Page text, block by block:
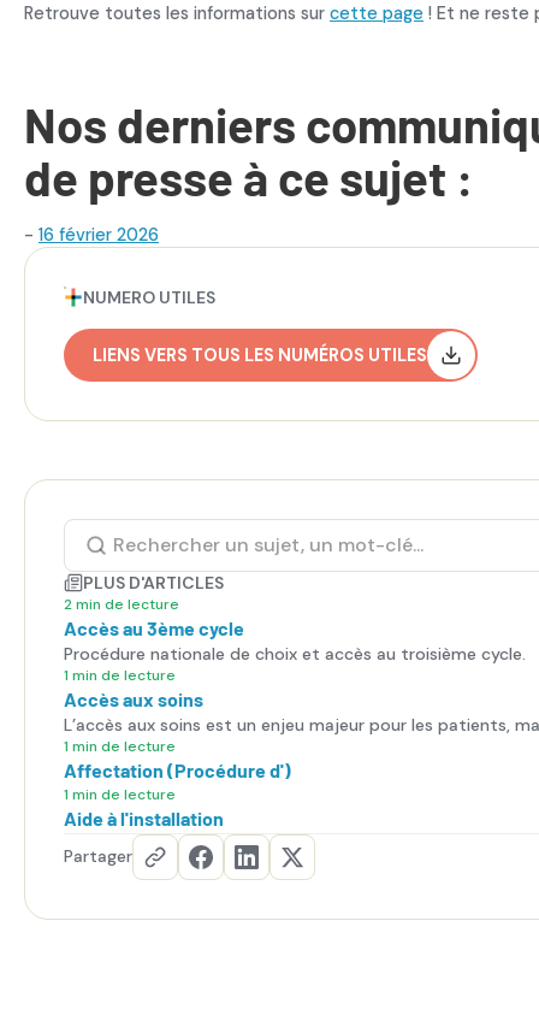
Retrouve toutes les informations sur cette page ! Et ne reste
Nos derniers
de presse à ce sujet :
- 16 février 2026
NUMERO UTILES
LIENS VERS TOUS LES NUMÉROS UTILES
PLUS D'ARTICLES
2 min de lecture
Accès au 3ème cycle
Procédure nationale de choix et accès au troisième cycle.
1 min de lecture
Accès aux soins
L’accès aux soins est un enjeu majeur pour les patients,
aussi pour les internes, qui sont en première ligne face aux
difficultés du système de santé.
1 min de lecture
Affectation (Procédure d')
1 min de lecture
Aide à l'installation
Partager